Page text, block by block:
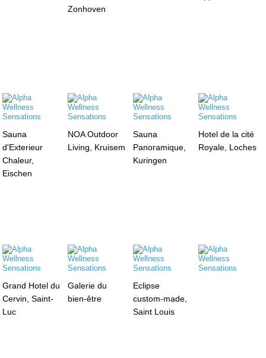
Zonhoven
Sauna
d'Exterieur
Chaleur,
Eischen
NOA Outdoor
Living, Kruisem
Sauna
Panoramique,
Kuringen
Hotel de la cité
Royale, Loches
Grand Hotel du
Cervin, Saint-
Luc
Galerie du
bien-être
Eclipse
custom-made,
Saint Louis